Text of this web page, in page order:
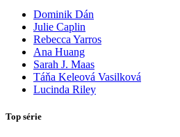
Dominik Dán
Julie Caplin
Rebecca Yarros
Ana Huang
Sarah J. Maas
Táňa Keleová Vasilková
Lucinda Riley
Top série